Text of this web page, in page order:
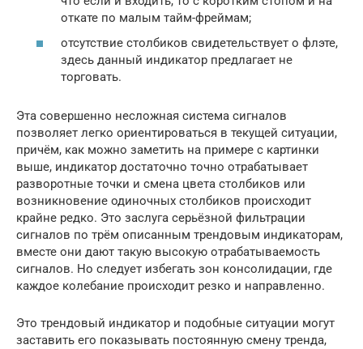
откате по малым тайм-фреймам;
отсутствие столбиков свидетельствует о флэте,
здесь данный индикатор предлагает не
торговать.
Эта совершенно несложная система сигналов
позволяет легко ориентироваться в текущей ситуации,
причём, как можно заметить на примере с картинки
выше, индикатор достаточно точно отрабатывает
разворотные точки и смена цвета столбиков или
возникновение одиночных столбиков происходит
крайне редко. Это заслуга серьёзной фильтрации
сигналов по трём описанным трендовым индикаторам,
вместе они дают такую высокую отрабатываемость
сигналов. Но следует избегать зон консолидации, где
каждое колебание происходит резко и направленно.
Это трендовый индикатор и подобные ситуации могут
заставить его показывать постоянную смену тренда,